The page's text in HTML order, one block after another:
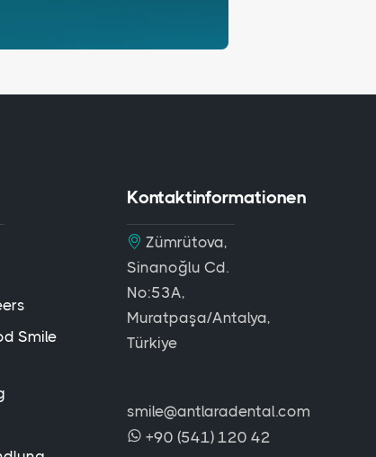
Smile
Kontaktinformationen
Zümrütova,
Sinanoğlu Cd.
No:53A,
Muratpaşa/Antalya,
Türkiye
smile@antlaradental.com
+90 (541) 120 42